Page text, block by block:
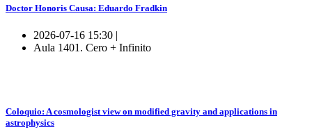
Doctor Honoris Causa: Eduardo Fradkin
2026-07-16 15:30 |
Aula 1401. Cero + Infinito
Coloquio: A cosmologist view on modified gravity and applications in
astrophysics